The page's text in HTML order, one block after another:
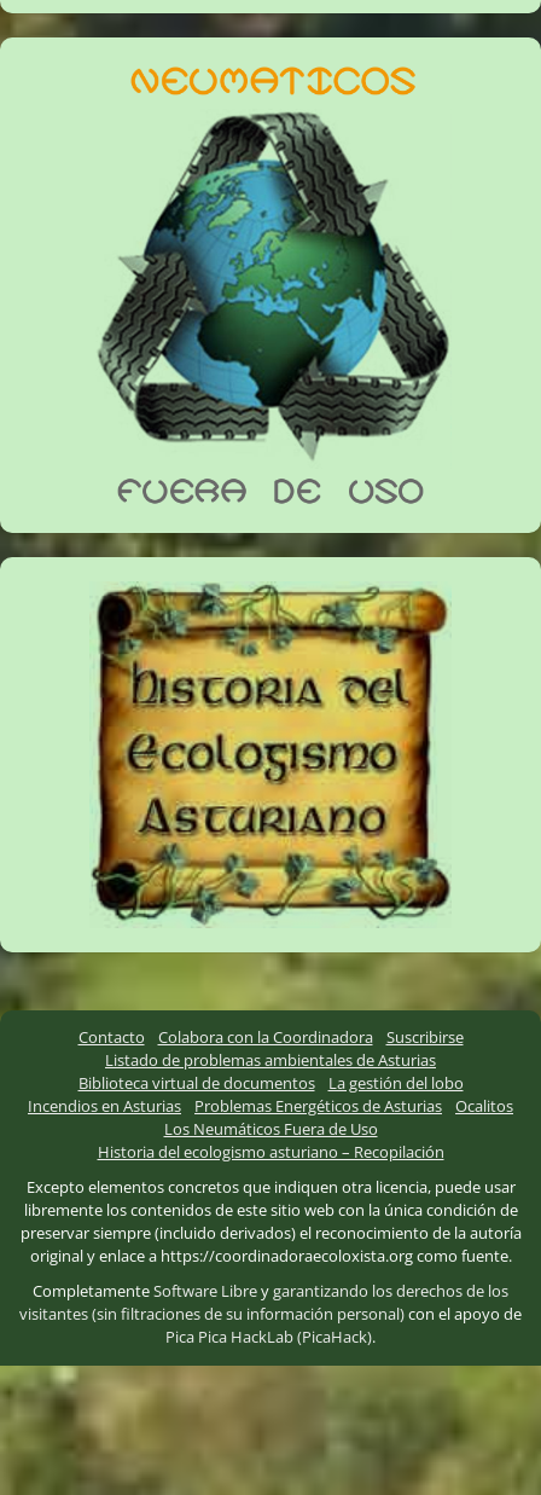
Contacto Colabora con la Coordinadora
Suscribirse
Listado de problemas ambientales de Asturias
Biblioteca virtual de documentos
La gestión del lobo
Incendios en Asturias
Problemas Energéticos de Asturias
Ocalitos
Los Neumáticos Fuera de Uso
Historia del ecologismo asturiano – Recopilación
Excepto elementos concretos que indiquen otra licencia, puede usar
libremente los contenidos de este sitio web con la única condición de
preservar siempre (incluido derivados) el reconocimiento de la autoría
original y enlace a https://coordinadoraecoloxista.org como fuente.
CompletamenteSoftware Libreygarantizando los derechos de los
visitantes (sin filtraciones de su información personal)con el apoyo de
Pica Pica HackLab (PicaHack).